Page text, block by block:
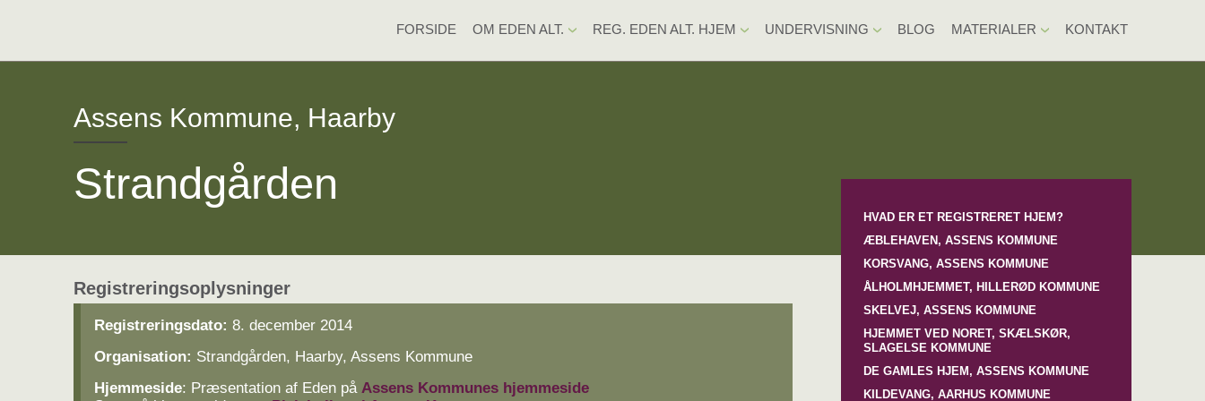
FORSIDE OM EDEN ALT. REG. EDEN ALT. HJEM UNDERVISNING BLOG MATERIALER KONTAKT
Assens Kommune, Haarby
Strandgården
Registreringsoplysninger
Registreringsdato: 8. december 2014
Organisation: Strandgården, Haarby, Assens Kommune
Hjemmeside: Præsentation af Eden på Assens Kommunes hjemmeside
HVAD ER ET REGISTRERET HJEM?
ÆBLEHAVEN, ASSENS KOMMUNE
KORSVANG, ASSENS KOMMUNE
ÅLHOLMHJEMMET, HILLERØD KOMMUNE
SKELVEJ, ASSENS KOMMUNE
HJEMMET VED NORET, SKÆLSKØR,
SLAGELSE KOMMUNE
DE GAMLES HJEM, ASSENS KOMMUNE
KILDEVANG, AARHUS KOMMUNE